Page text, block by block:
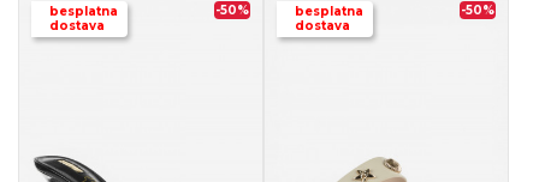
besplatna
dostava
-50%
besplatna
dostava
-50%